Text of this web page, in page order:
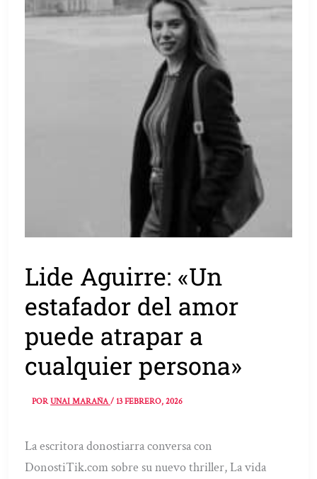
Lide Aguirre: «Un
estafador del amor
puede atrapar a
cualquier persona»
PORUNAI MARAÑA/13 FEBRERO, 2026
La escritora donostiarra conversa con
DonostiTik.com sobre su nuevo thriller, La vida